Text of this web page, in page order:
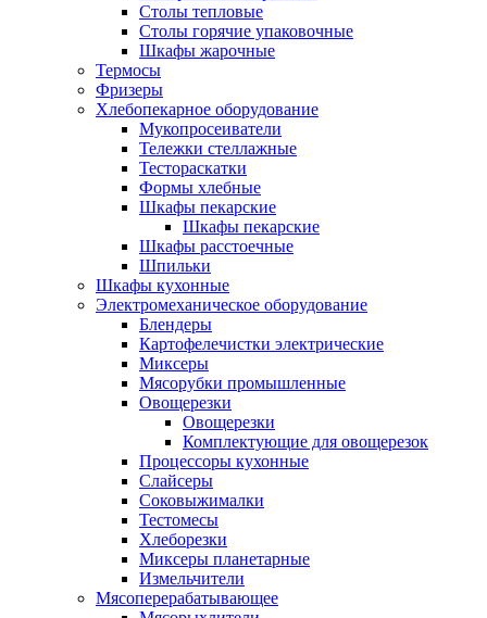
Столы тепловые
Столы горячие упаковочные
Шкафы жарочные
Термосы
Фризеры
Хлебопекарное оборудование
Мукопросеиватели
Тележки стеллажные
Тестораскатки
Формы хлебные
Шкафы пекарские
Шкафы пекарские
Шкафы расстоечные
Шпильки
Шкафы кухонные
Электромеханическое оборудование
Блендеры
Картофелечистки электрические
Миксеры
Мясорубки промышленные
Овощерезки
Овощерезки
Комплектующие для овощерезок
Процессоры кухонные
Слайсеры
Соковыжималки
Тестомесы
Хлеборезки
Миксеры планетарные
Измельчители
Мясоперерабатывающее